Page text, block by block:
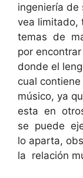
ingeniería de
vea
temas de
por
donde el
cual
músico, ya
esta en
se puede
lo aparta,
la relación